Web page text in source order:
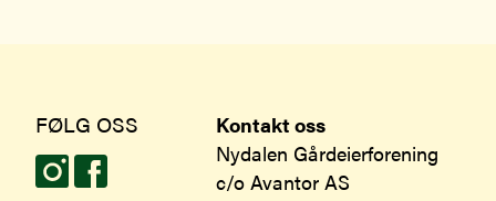
FØLG OSS
Kontakt oss
Nydalen Gårdeierforening
c/o Avantor AS